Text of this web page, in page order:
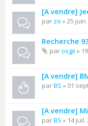
[A vendre]
par zo » 25 juin
Recherche
parosgii »
[A vendre]
parBS » 01
[A vendre]
parBS » 14 juil.